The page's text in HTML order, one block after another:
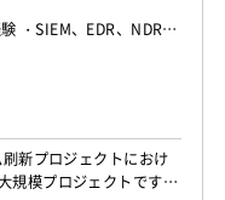
・SIEM、EDR、NDR、
ティ製品比較評価経験
新プロジェクトにおけ
規模プロジェクトです。